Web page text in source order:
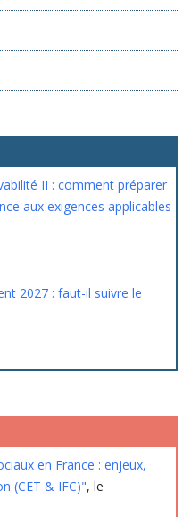
II : comment préparer
aux exigences applicables
2027 : faut-il suivre le
en France : enjeux,
(CET & IFC)", le